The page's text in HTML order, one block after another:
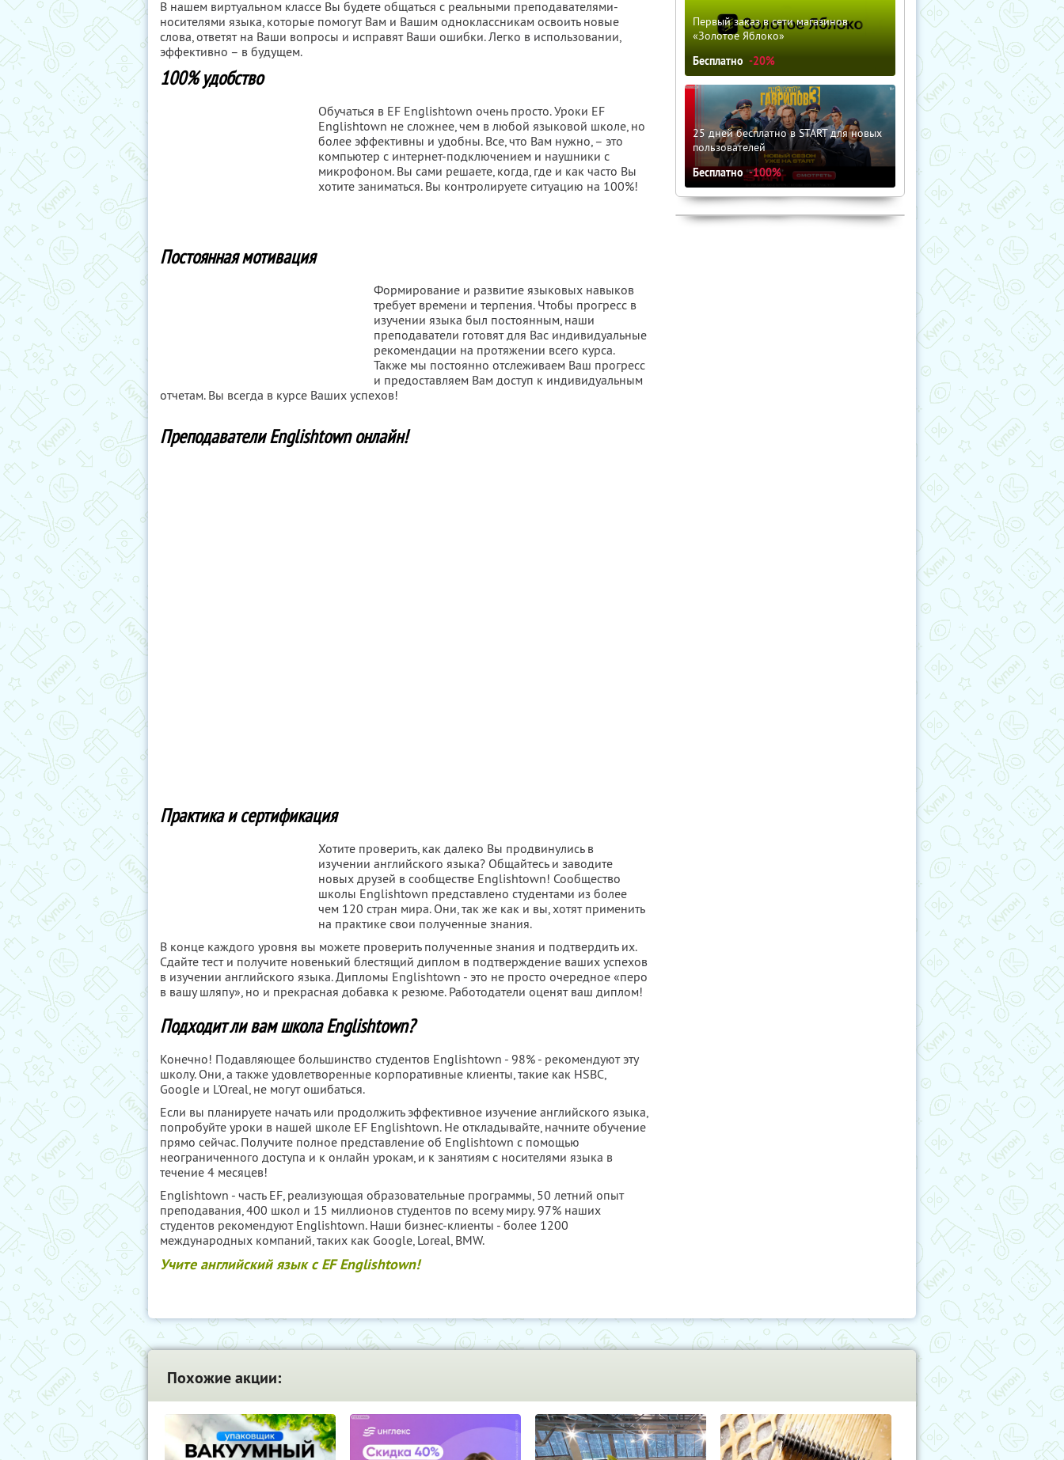
В нашем виртуальном классе Вы будете общаться с реальными преподавателями-
носителями языка, которые помогут Вам и Вашим одноклассникам освоить новые
слова, ответят на Ваши вопросы и исправят Ваши ошибки. Легко в использовании,
эффективно – в будущем.
100% удобство
Обучаться в EF Englishtown очень просто. Уроки EF
Englishtown не сложнее, чем в любой языковой школе, но
более эффективны и удобны. Все, что Вам нужно, – это
компьютер с интернет-подключением и наушники с
микрофоном. Вы сами решаете, когда, где и как часто Вы
хотите заниматься. Вы контролируете ситуацию на 100%!
Постоянная мотивация
Формирование и развитие языковых навыков
требует времени и терпения. Чтобы прогресс в
изучении языка был постоянным, наши
преподаватели готовят для Вас индивидуальные
рекомендации на протяжении всего курса.
Также мы постоянно отслеживаем Ваш прогресс
и предоставляем Вам доступ к индивидуальным
отчетам. Вы всегда в курсе Ваших успехов!
Преподаватели Englishtown онлайн!
Практика и сертификация
Хотите проверить, как далеко Вы продвинулись в
изучении английского языка? Общайтесь и заводите
новых друзей в сообществе Englishtown! Сообщество
школы Englishtown представлено студентами из более
чем 120 стран мира. Они, так же как и вы, хотят применить
на практике свои полученные знания.
В конце каждого уровня вы можете проверить полученные знания и подтвердить их.
Сдайте тест и получите новенький блестящий диплом в подтверждение ваших успехов
в изучении английского языка. Дипломы Englishtown - это не просто очередное «перо
в вашу шляпу», но и прекрасная добавка к резюме. Работодатели оценят ваш диплом!
Подходит ли вам школа Englishtown?
Конечно! Подавляющее большинство студентов Englishtown - 98% - рекомендуют эту
школу. Они, а также удовлетворенные корпоративные клиенты, такие как HSBC,
Google и L'Oreal, не могут ошибаться.
Если вы планируете начать или продолжить эффективное изучение английского языка,
попробуйте уроки в нашей школе EF Englishtown. Не откладывайте, начните обучение
прямо сейчас. Получите полное представление об Englishtown с помощью
неограниченного доступа и к онлайн урокам, и к занятиям с носителями языка в
течение 4 месяцев!
Englishtown - часть EF, реализующая образовательные программы, 50 летний опыт
преподавания, 400 школ и 15 миллионов студентов по всему миру. 97% наших
студентов рекомендуют Englishtown. Наши бизнес-клиенты - более 1200
международных компаний, таких как Google, Loreal, BMW.
Учите английский язык с EF Englishtown!
Первый заказ в сети магазинов
«Золотое Яблоко»
Бесплатно -20%
25 дней бесплатно в START для новых
пользователей
Бесплатно -100%
Похожие акции: